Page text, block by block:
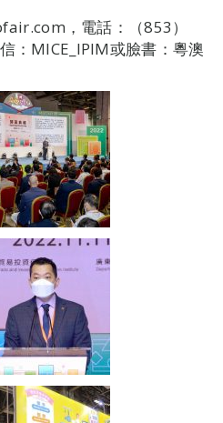
，電話：（853）
：MICE_IPIM或臉書：粵澳